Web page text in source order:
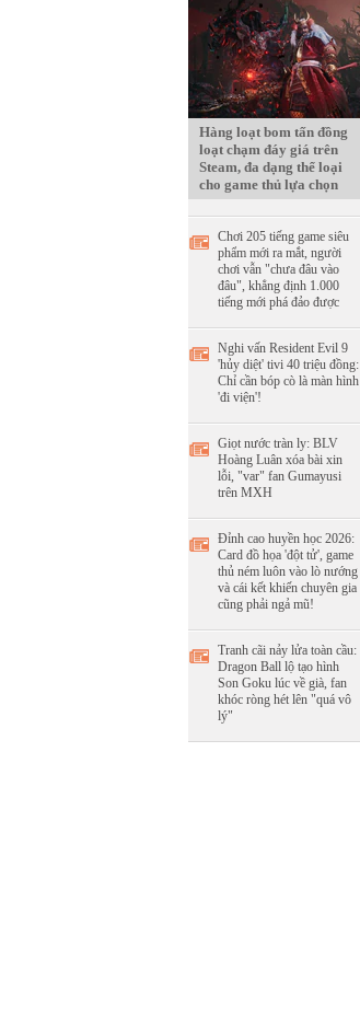
Hàng loạt bom tấn đồng
loạt chạm đáy giá trên
Steam, đa dạng thể loại
cho game thủ lựa chọn
Chơi 205 tiếng game siêu
phẩm mới ra mắt, người
chơi vẫn "chưa đâu vào
đâu", khẳng định 1.000
tiếng mới phá đảo được
Nghi vấn Resident Evil 9
'hủy diệt' tivi 40 triệu đồng:
Chỉ cần bóp cò là màn hình
'đi viện'!
Giọt nước tràn ly: BLV
Hoàng Luân xóa bài xin
lỗi, "var" fan Gumayusi
trên MXH
Đỉnh cao huyền học 2026:
Card đồ họa 'đột tử', game
thủ ném luôn vào lò nướng
và cái kết khiến chuyên gia
cũng phải ngả mũ!
Tranh cãi nảy lửa toàn cầu:
Dragon Ball lộ tạo hình
Son Goku lúc về già, fan
khóc ròng hét lên "quá vô
lý"